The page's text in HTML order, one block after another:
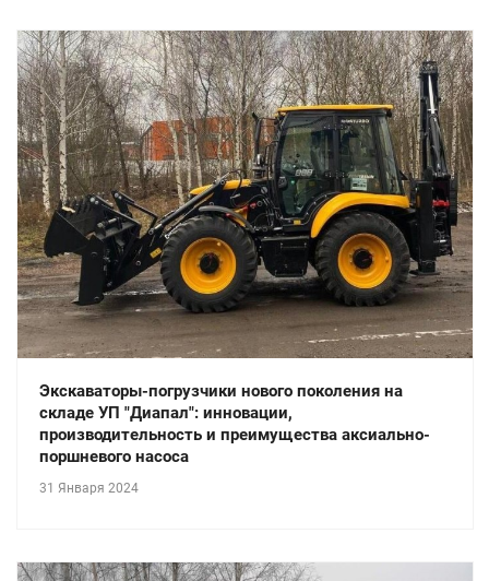
Экскаваторы-погрузчики нового поколения на
складе УП "Диапал": инновации,
производительность и преимущества аксиально-
поршневого насоса
31 Января 2024